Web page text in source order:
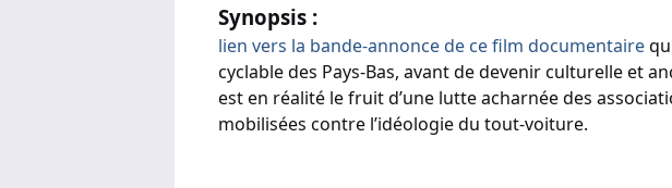
Synopsis :
lien vers la bande-annonce de ce film documentaire
cyclable des Pays-Bas, avant de devenir culturelle et
est en réalité le fruit d’une lutte acharnée des
mobilisées contre l’idéologie du tout-voiture.